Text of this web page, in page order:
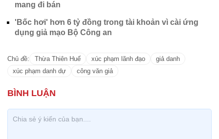
mang đi bán
'Bốc hơi' hơn 6 tỷ đồng trong tài khoản vì cài ứng
dụng giả mạo Bộ Công an
Chủ đề: Thừa Thiên Huế xúc phạm lãnh đạo
giả danh
xúc phạm danh dự
công văn giả